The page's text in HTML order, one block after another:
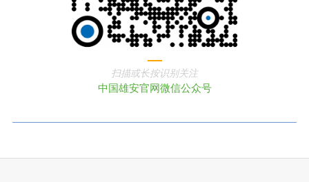
扫描或长按识别关注
中国雄安官网微信公众号